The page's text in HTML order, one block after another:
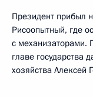
Президент прибыл
Рисоопытный, где
с механизаторами.
главе государства
хозяйства Алексей